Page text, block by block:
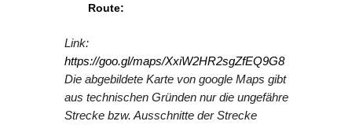
Route:
Link:
https://goo.gl/maps/XxiW2HR2sgZfEQ9G8
Die abgebildete Karte von google Maps gibt
aus technischen Gründen nur die ungefähre
Strecke bzw. Ausschnitte der Strecke